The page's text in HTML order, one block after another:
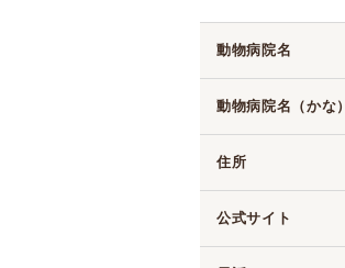
動物病院名
動物病院名（かな）
住所
公式サイト